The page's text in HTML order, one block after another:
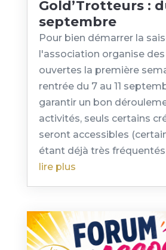
Gold’Trotteurs :
septembre
Pour bien démarrer la
l'association organise
ouvertes la première
rentrée du 7 au 11
garantir un bon
activités, seuls certains
seront accessibles
étant déjà très fréquentés
lire plus